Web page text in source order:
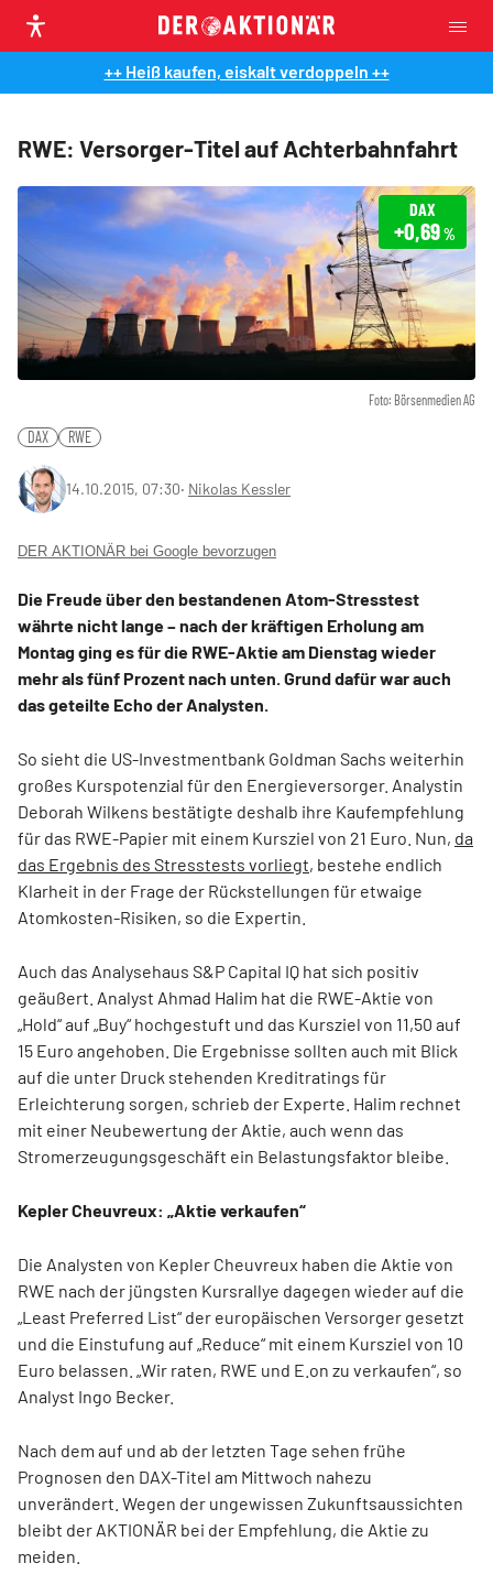
++ Heiß kaufen, eiskalt verdoppeln ++
RWE: Versorger-Titel auf Achterbahnfahrt
Foto: Börsenmedien AG
DAX
+0,69%
DAX RWE
14.10.2015, 07:30‧ Nikolas Kessler
DER AKTIONÄR bei Google bevorzugen
Die Freude über den bestandenen Atom-Stresstest
währte nicht lange – nach der kräftigen Erholung am
Montag ging es für die RWE-Aktie am Dienstag wieder
mehr als fünf Prozent nach unten. Grund dafür war auch
das geteilte Echo der Analysten.
So sieht die US-Investmentbank Goldman Sachs weiterhin
großes Kurspotenzial für den Energieversorger. Analystin
Deborah Wilkens bestätigte deshalb ihre Kaufempfehlung
für das RWE-Papier mit einem Kursziel von 21 Euro. Nun, da
das Ergebnis des Stresstests vorliegt, bestehe endlich
Klarheit in der Frage der Rückstellungen für etwaige
Atomkosten-Risiken, so die Expertin.
Auch das Analysehaus S&P Capital IQ hat sich positiv
geäußert. Analyst Ahmad Halim hat die RWE-Aktie von
„Hold“ auf „Buy“ hochgestuft und das Kursziel von 11,50 auf
15 Euro angehoben. Die Ergebnisse sollten auch mit Blick
auf die unter Druck stehenden Kreditratings für
Erleichterung sorgen, schrieb der Experte. Halim rechnet
mit einer Neubewertung der Aktie, auch wenn das
Stromerzeugungsgeschäft ein Belastungsfaktor bleibe.
Kepler Cheuvreux: „Aktie verkaufen“
Die Analysten von Kepler Cheuvreux haben die Aktie von
RWE nach der jüngsten Kursrallye dagegen wieder auf die
„Least Preferred List“ der europäischen Versorger gesetzt
und die Einstufung auf „Reduce“ mit einem Kursziel von 10
Euro belassen. „Wir raten, RWE und E.on zu verkaufen“, so
Analyst Ingo Becker.
Nach dem auf und ab der letzten Tage sehen frühe
Prognosen den DAX-Titel am Mittwoch nahezu
unverändert. Wegen der ungewissen Zukunftsaussichten
bleibt der AKTIONÄR bei der Empfehlung, die Aktie zu
meiden.